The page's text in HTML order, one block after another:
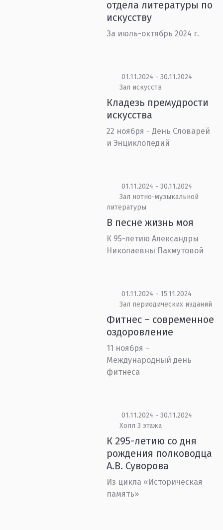
отдела литературы по
искусству
За июль-октябрь 2024 г.
01.11.2024 - 30.11.2024
Зал искусств
Кладезь премудрости
искусства
22 ноября - День Словарей
и Энциклопедий
01.11.2024 - 30.11.2024
Зал нотно-музыкальной
литературы
В песне жизнь моя
К 95-летию Александры
Николаевны Пахмутовой
01.11.2024 - 15.11.2024
Зал периодических изданий
Фитнес – современное
оздоровление
11 ноября –
Международный день
фитнеса
01.11.2024 - 30.11.2024
Холл 3 этажа
К 295-летию со дня
рождения полководца
А.В. Суворова
Из цикла «Историческая
память»